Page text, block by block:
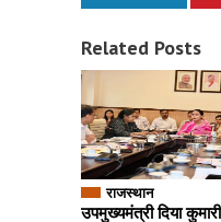
Related Posts
राजस्थान
उपमुख्यमंत्री दिया